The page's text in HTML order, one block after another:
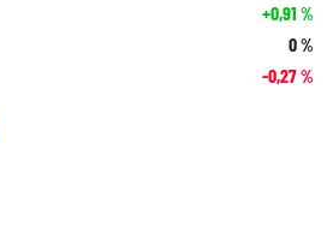
+0,91 %
0%
-0,27%